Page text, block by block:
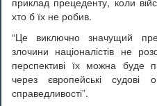
хто б їх не робив.
“Це виключно значущий
злочини націоналістів не
перспективі їх можна буде
через європейські
справедливості”.